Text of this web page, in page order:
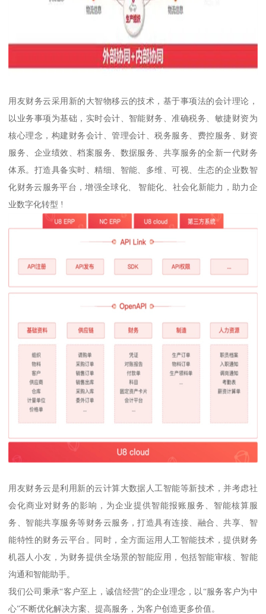
用友财务云采用新的大智物移云的技术，基于事项法的会计理论，
以业务事项为基础，实时会计、智能财务、准确税务、敏捷财资为
核心理念，构建财务会计、管理会计、税务服务、费控服务、财资
服务、企业绩效、档案服务、数据服务、共享服务的全新一代财务
体系。打造具备实时、精细、智能、多维、可视、生态的企业数智
化财务云服务平台，增强全球化、 智能化、社会化新能力，助力企
业数字化转型 !
用友财务云是利用新的云计算大数据人工智能等新技术，并考虑社
会化商业对财务的影响，为企业提供智能报账服务、智能核算服
务、智能共享服务等财务云服务，打造具有连接、融合、共享、智
能特性的财务云平台。同时，全方面运用人工智能技术，提供财务
机器人小友，为财务提供全场景的智能应用，包括智能审核、智能
沟通和智能助手。
我们公司秉承“客户至上，诚信经营”的企业理念，以“服务客户为中
心”不断优化解决方案、提高服务，为客户创造更多价值。